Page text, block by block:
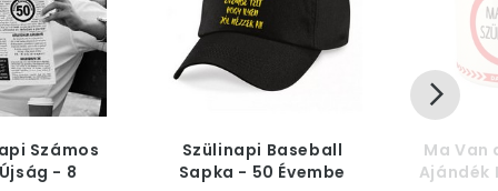
Számos
- 8
Szülinapi Baseball
Sapka - 50 Évembe
Ma Van
Ajándék